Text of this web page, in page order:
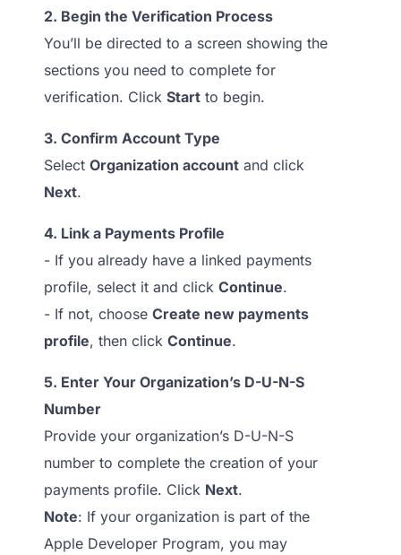
2. Begin the Verification Process
You’ll be directed to a screen showing the
sections you need to complete for
verification. Click Startto begin.
3. Confirm Account Type
Select Organization accountand click
Next.
4. Link a Payments Profile
- If you already have a linked payments
profile, select it and click Continue.
- If not, choose Create new payments
profile, then click Continue.
5. Enter Your Organization’s D-U-N-S
Number
Provide your organization’s D-U-N-S
number to complete the creation of your
payments profile. Click Next.
Note: If your organization is part of the
Apple Developer Program, you may